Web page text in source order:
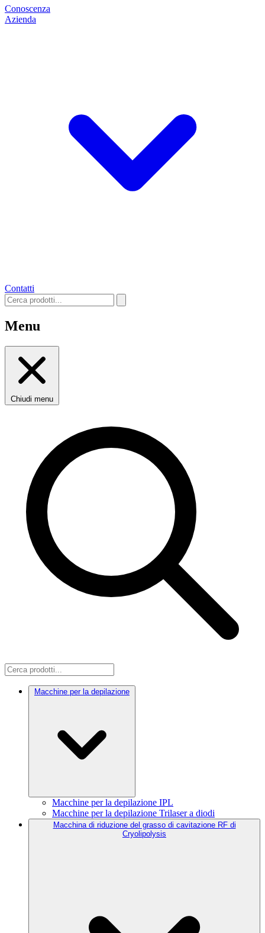
Conoscenza
Azienda
Contatti
Menu
Chiudi menu
Macchine per la depilazione
Macchine per la depilazione IPL
Macchine per la depilazione Trilaser a diodi
Macchina di riduzione del grasso di cavitazione RF di
Cryolipolysis